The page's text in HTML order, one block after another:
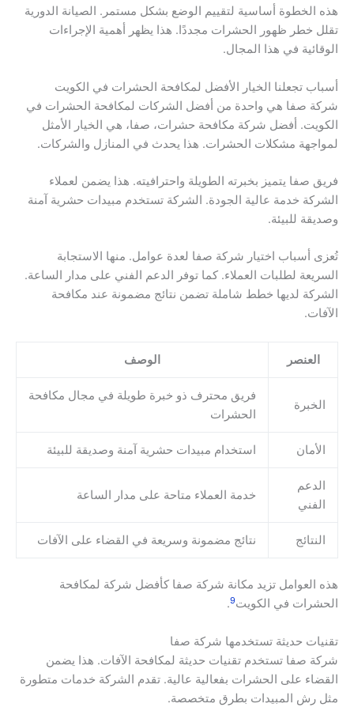
هذه الخطوة أساسية لتقييم الوضع بشكل مستمر. الصيانة الدورية
تقلل خطر ظهور الحشرات مجددًا. هذا يظهر أهمية الإجراءات
الوقائية في هذا المجال.
أسباب تجعلنا الخيار الأفضل لمكافحة الحشرات في الكويت
شركة صفا هي واحدة من أفضل الشركات لمكافحة الحشرات في
الكويت. أفضل شركة مكافحة حشرات، صفا، هي الخيار الأمثل
لمواجهة مشكلات الحشرات. هذا يحدث في المنازل والشركات.
فريق صفا يتميز بخبرته الطويلة واحترافيته. هذا يضمن لعملاء
الشركة خدمة عالية الجودة. الشركة تستخدم مبيدات حشرية آمنة
وصديقة للبيئة.
تُعزى أسباب اختيار شركة صفا لعدة عوامل. منها الاستجابة
السريعة لطلبات العملاء. كما توفر الدعم الفني على مدار الساعة.
الشركة لديها خطط شاملة تضمن نتائج مضمونة عند مكافحة
الآفات.
العنصر الوصف
الخبرة
فريق محترف ذو خبرة طويلة في مجال مكافحة
الحشرات
الأمان استخدام مبيدات حشرية آمنة وصديقة للبيئة
الدعم
الفني
خدمة العملاء متاحة على مدار الساعة
النتائج نتائج مضمونة وسريعة في القضاء على الآفات
هذه العوامل تزيد مكانة شركة صفا كأفضل شركة لمكافحة
الحشرات في الكويت9
.
تقنيات حديثة تستخدمها شركة صفا
شركة صفا تستخدم تقنيات حديثة لمكافحة الآفات. هذا يضمن
القضاء على الحشرات بفعالية عالية. تقدم الشركة خدمات متطورة
مثل رش المبيدات بطرق متخصصة.